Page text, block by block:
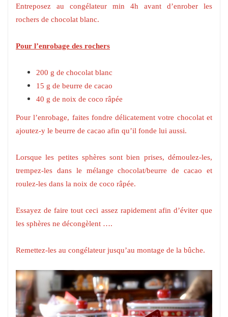
Entreposez au congélateur min 4h avant d’enrober les
rochers de chocolat blanc.
Pour l’enrobage des rochers
200 g de chocolat blanc
15 g de beurre de cacao
40 g de noix de coco râpée
Pour l’enrobage, faites fondre délicatement votre chocolat et
ajoutez-y le beurre de cacao afin qu’il fonde lui aussi.
Lorsque les petites sphères sont bien prises, démoulez-les,
trempez-les dans le mélange chocolat/beurre de cacao et
roulez-les dans la noix de coco râpée.
Essayez de faire tout ceci assez rapidement afin d’éviter que
les sphères ne décongèlent ….
Remettez-les au congélateur jusqu’au montage de la bûche.